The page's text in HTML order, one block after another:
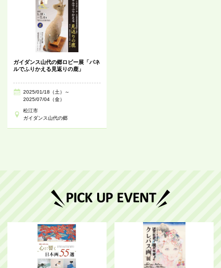
ガイダンス山代の郷ロビー展「パネ
ルでふりかえる見返りの鹿」
2025/01/18（土）～
2025/07/04（金）
松江市
ガイダンス山代の郷